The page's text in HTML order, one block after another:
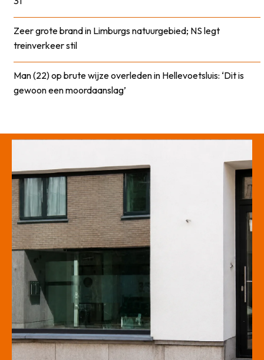
Zeer grote brand in Limburgs natuurgebied; NS legt
treinverkeer stil
Man (22) op brute wijze overleden in Hellevoetsluis: ‘Dit is
gewoon een moordaanslag’